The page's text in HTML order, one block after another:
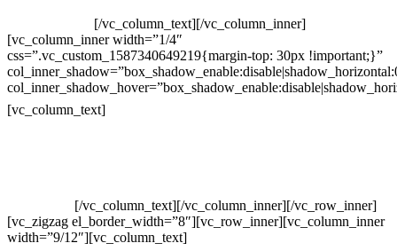
[/vc_column_text][/vc_column_inner]
[vc_column_inner width=”1/4″
css=”.vc_custom_1587340649219{margin-top: 30px !important;}”
[vc_column_text]
[/vc_column_text][/vc_column_inner][/vc_row_inner]
[vc_zigzag el_border_width=”8″][vc_row_inner][vc_column_inner
width=”9/12″][vc_column_text]